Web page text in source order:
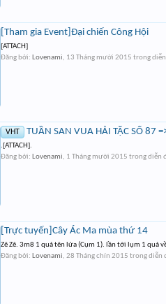
[Tham gia Event]Đại chiến Công Hội
[ATTACH]
Đăng bởi: Lovenami, 13 Tháng mười 2015 trong
VHT TUẦN SAN VUA HẢI TẶC SỐ 87
.[ATTACH].
Đăng bởi: Lovenami, 1 Tháng mười 2015 trong diễn
[Trực tuyến]Cây Ác Ma mùa thứ 14
Zê Zê. 3m8 1 quả tên lửa (Cụm 1). lần tới lụm 1 quả
Đăng bởi: Lovenami, 28 Tháng chín 2015 trong diễn